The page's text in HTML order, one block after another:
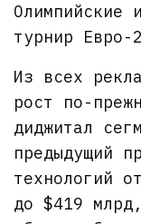
Олимпийские
турнир Евро-
Из всех
рост по-
диджитал
предыдущий
технологий
до $419